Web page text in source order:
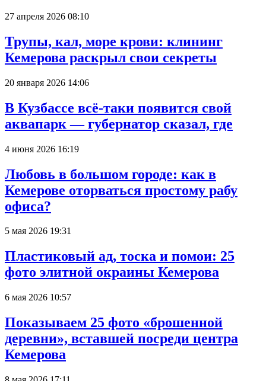
27 апреля 2026 08:10
Трупы, кал, море крови: клининг
Кемерова раскрыл свои секреты
20 января 2026 14:06
В Кузбассе всё-таки появится свой
аквапарк — губернатор сказал, где
4 июня 2026 16:19
Любовь в большом городе: как в
Кемерове оторваться простому рабу
офиса?
5 мая 2026 19:31
Пластиковый ад, тоска и помои: 25
фото элитной окраины Кемерова
6 мая 2026 10:57
Показываем 25 фото «брошенной
деревни», вставшей посреди центра
Кемерова